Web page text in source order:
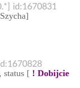
id:1670831
status [ ! Dobijcie